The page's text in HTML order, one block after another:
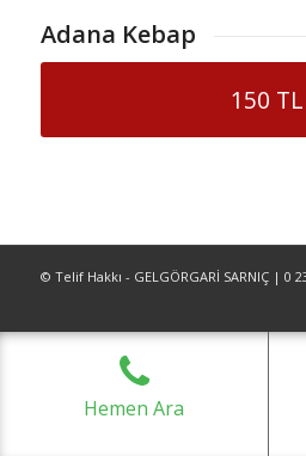
Adana Kebap
150 TL
© Telif Hakkı - GELGÖRGARİ SARNIÇ | 0
Hemen Ara